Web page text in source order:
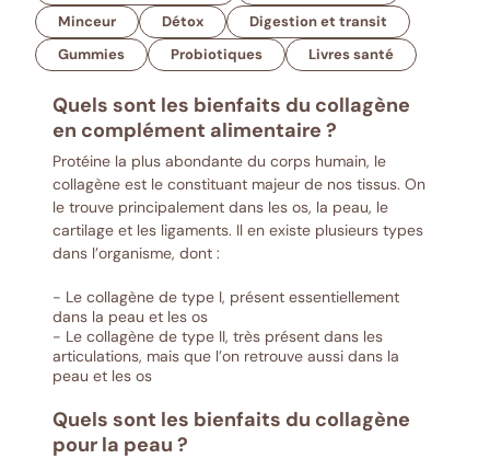
Minceur
Détox
Digestion et transit
Gummies
Probiotiques Livres santé
Quels sont les bienfaits du collagène
en complément alimentaire ?
Protéine la plus abondante du corps humain, le
collagène est le constituant majeur de nos tissus. On
le trouve principalement dans les os, la peau, le
cartilage et les ligaments. Il en existe plusieurs types
dans l’organisme, dont :
- Le collagène de type I, présent essentiellement
dans la peau et les os
- Le collagène de type II, très présent dans les
articulations, mais que l’on retrouve aussi dans la
peau et les os
Quels sont les bienfaits du collagène
pour la peau ?